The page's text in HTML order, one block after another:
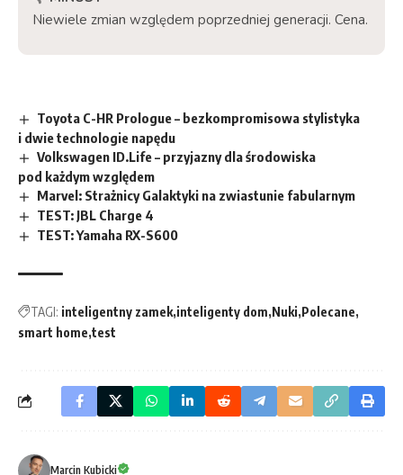
Niewiele zmian względem poprzedniej generacji. Cena.
Toyota C-HR Prologue – bezkompromisowa stylistyka
i dwie technologie napędu
Volkswagen ID.Life – przyjazny dla środowiska
pod każdym względem
Marvel: Strażnicy Galaktyki na zwiastunie fabularnym
TEST: JBL Charge 4
TEST: Yamaha RX-S600
TAGI: inteligentny zamek inteligenty dom Nuki Polecane
smart home test
Marcin Kubicki